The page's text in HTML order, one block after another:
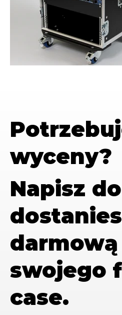
wyceny?
Napisz
swojego
case.